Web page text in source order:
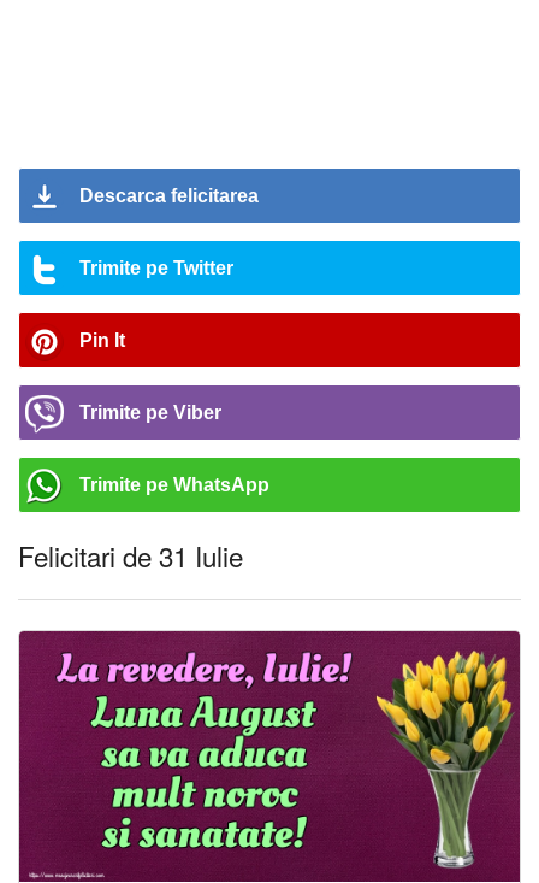
Descarca felicitarea
Trimite pe Twitter
Pin It
Trimite pe Viber
Trimite pe WhatsApp
Felicitari de 31 Iulie